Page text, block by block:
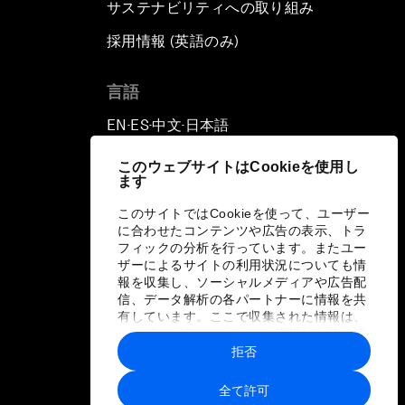
このウェブサイトはCookieを使用し
ます
このサイトではCookieを使って、ユーザー
に合わせたコンテンツや広告の表示、トラ
フィックの分析を行っています。またユー
ザーによるサイトの利用状況についても情
報を収集し、ソーシャルメディアや広告配
信、データ解析の各パートナーに情報を共
有しています。ここで収集された情報は、
ユーザーが各パートナーに提供した他の情
報や各パートナーのサービスを使用した際
に収集された情報と組み合わされ、各パー
トナーによって使用されることがありま
全て許可
拒否
サステナビリティへの取り組み
採用情報 (英語のみ)
言語
EN ▪ES▪中文▪ 日本語